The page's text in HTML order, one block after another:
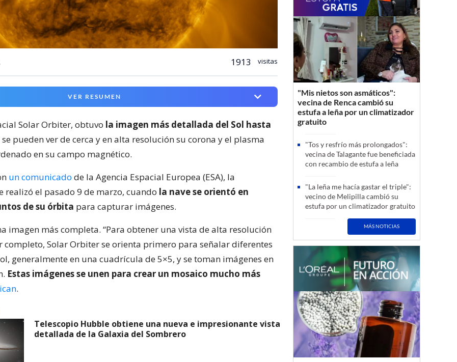
1913 visitas
VER RESUMEN
Solar Orbiter, obtuvo la imagen más detallada del Sol hasta
pueden ver de cerca y en alta resolución su corona y el plasma
en su campo magnético.
un comunicado de la Agencia Espacial Europea (ESA), la
realizó el pasado 9 de marzo, cuando la nave se orientó en
de su órbita para capturar imágenes.
imagen más completa. “Para obtener una vista de alta resolución
completo, Solar Orbiter se orienta primero para señalar diferentes
generalmente en una cuadrícula de 5×5, y se toman imágenes en
Estas imágenes se unen para crear un mosaico mucho más
.
Telescopio Hubble obtiene una nueva e impresionante vista
detallada de la Galaxia del Sombrero
"Mis nietos son asmáticos":
vecina de Renca cambió su
estufa a leña por un climatizador
gratuito
"Tos y resfrío más prolongados":
vecina de Talagante fue beneficiada
con recambio de estufa a leña
"La leña me hacía gastar el triple":
vecino de Melipilla cambió su
estufa por un climatizador gratuito
MÁS NOTICIAS